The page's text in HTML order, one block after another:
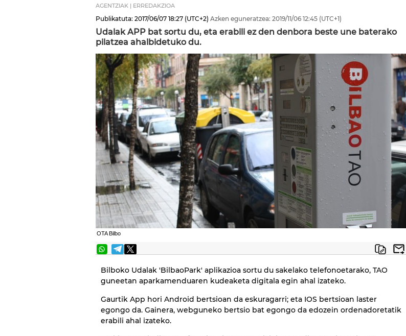
AGENTZIAK | ERREDAKZIOA
Publikatuta: 2017/06/07 18:27 (UTC+2) Azken eguneratzea: 2019/11/06 12:45 (UTC+1)
Udalak APP bat sortu du, eta erabili ez den denbora beste une baterako
pilatzea ahalbidetuko du.
OTA Bilbo
Bilboko Udalak 'BilbaoPark' aplikazioa sortu du sakelako telefonoetarako, TAO
guneetan aparkamenduaren kudeaketa digitala egin ahal izateko.
Gaurtik App hori Android bertsioan da eskuragarri; eta IOS bertsioan laster
egongo da. Gainera, webguneko bertsio bat egongo da edozein ordenadoretatik
erabili ahal izateko.